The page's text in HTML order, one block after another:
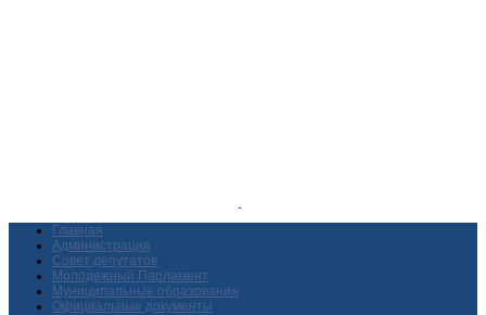
Главная
Администрация
Совет депутатов
Молодежный Парламент
Муниципальные образования
Официальные документы